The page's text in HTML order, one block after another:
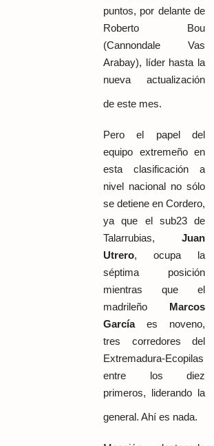
puntos, por delante de
Roberto Bou
(Cannondale Vas
Arabay), líder hasta la
nueva actualización
de este mes.
Pero el papel del
equipo extremeño en
esta clasificación a
nivel nacional no sólo
se detiene en Cordero,
ya que el sub23 de
Talarrubias, Juan
Utrero, ocupa la
séptima posición
mientras que el
madrileño Marcos
Garcíaes noveno,
tres corredores del
Extremadura-Ecopilas
entre los diez
primeros, liderando la
general. Ahí es nada.